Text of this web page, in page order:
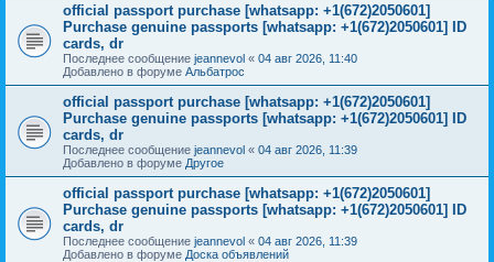
official passport purchase [whatsapp: +1(672)2050601]
Purchase genuine passports [whatsapp: +1(672)2050601] ID
cards, dr
Последнее сообщение jeannevol « 04 авг 2026, 11:40
Добавлено в форуме Альбатрос
official passport purchase [whatsapp: +1(672)2050601]
Purchase genuine passports [whatsapp: +1(672)2050601] ID
cards, dr
Последнее сообщение jeannevol « 04 авг 2026, 11:39
Добавлено в форуме Другое
official passport purchase [whatsapp: +1(672)2050601]
Purchase genuine passports [whatsapp: +1(672)2050601] ID
cards, dr
Последнее сообщение jeannevol « 04 авг 2026, 11:39
Добавлено в форуме Доска объявлений